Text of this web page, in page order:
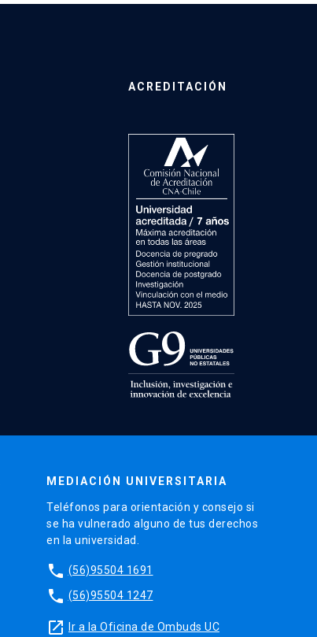
ACREDITACIÓN
MEDIACIÓN UNIVERSITARIA
Teléfonos para orientación y consejo si
se ha vulnerado alguno de tus derechos
en la universidad.
phone (56)95504 1691
phone (56)95504 1247
launch Ir a la Oficina de Ombuds UC